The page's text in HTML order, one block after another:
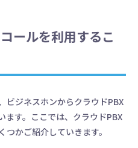
ールを利用するこ
ビジネスホンからクラウドPBX
ます。ここでは、クラウドPBX
かご紹介していきます。